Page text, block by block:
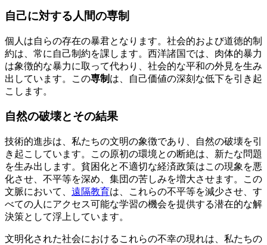
自己に対する人間の専制
個人は自らの存在の暴君となります。社会的および道徳的制
約は、常に自己制約を課します。西洋諸国では、肉体的暴力
は象徴的な暴力に取って代わり、社会的な平和の外見を生み
出しています。この専制 は、自己価値の深刻な低下を引き起
こします。
自然の破壊とその結果
技術的進歩は、私たちの文明の象徴であり、自然の破壊を引
き起こしています。この原初の環境との断絶は、新たな問題
を生み出します。貧困化と不適切な経済政策はこの現象を悪
化させ、不平等を深め、集団の苦しみを増大させます。この
文脈において、 遠隔教育は、これらの不平等を減少させ、す
べての人にアクセス可能な学習の機会を提供する潜在的な解
決策として浮上しています。
文明化された社会におけるこれらの不幸の現れは、私たちの